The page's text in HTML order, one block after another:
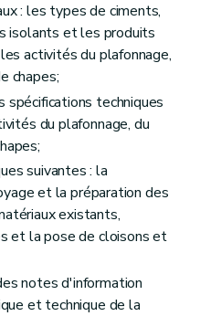
: les types de ciments,
isolants et les produits
activités du plafonnage,
chapes;
spécifications techniques
du plafonnage, du
suivantes : la
et la préparation des
existants,
et la pose de cloisons et
notes d'information
et technique de la